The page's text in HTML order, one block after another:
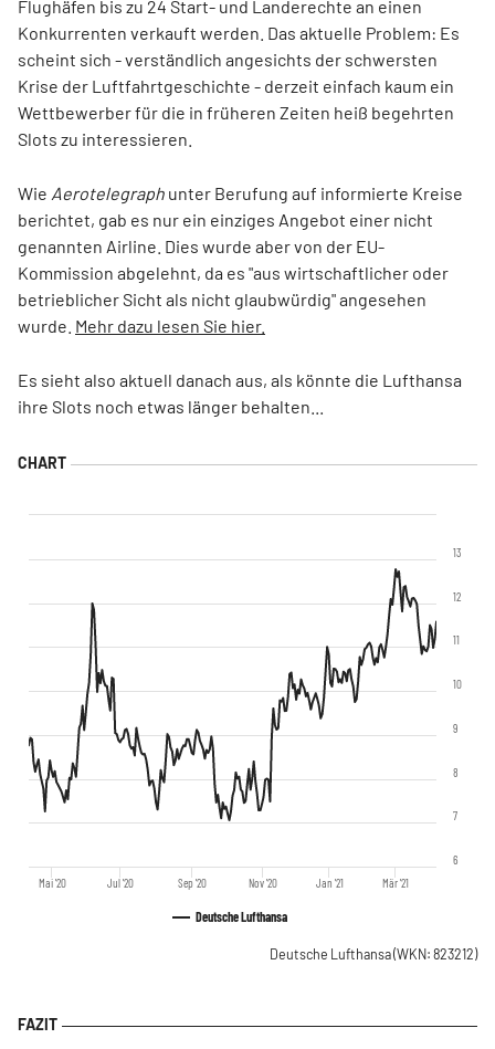
Flughäfen bis zu 24 Start- und Landerechte an einen
Konkurrenten verkauft werden. Das aktuelle Problem: Es
scheint sich - verständlich angesichts der schwersten
Krise der Luftfahrtgeschichte - derzeit einfach kaum ein
Wettbewerber für die in früheren Zeiten heiß begehrten
Slots zu interessieren.
Wie Aerotelegraph unter Berufung auf informierte Kreise
berichtet, gab es nur ein einziges Angebot einer nicht
genannten Airline. Dies wurde aber von der EU-
Kommission abgelehnt, da es "aus wirtschaftlicher oder
betrieblicher Sicht als nicht glaubwürdig" angesehen
wurde. Mehr dazu lesen Sie hier.
Es sieht also aktuell danach aus, als könnte die Lufthansa
ihre Slots noch etwas länger behalten...
Deutsche Lufthansa
Mai '20 Jul '20 Sep '20 Nov '20 Jan '21 Mär '21
6
7
8
9
10
11
12
13
Deutsche Lufthansa(WKN: 823212)